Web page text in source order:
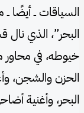
السياقات ــ أيضًا
البحر”، الذي
خيوطه، في محاور
الحزن والشجن،
البحر، وأغنية